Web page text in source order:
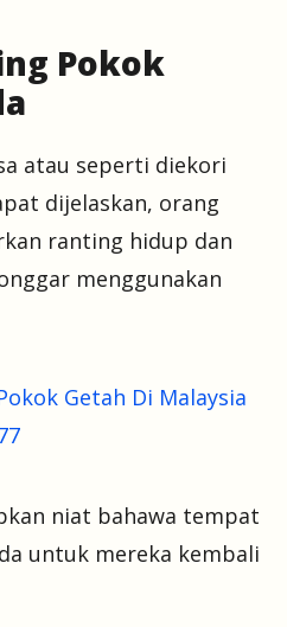
Pokok
atau seperti diekori
dijelaskan, orang
ranting hidup dan
menggunakan
Getah Di Malaysia
niat bahawa tempat
untuk mereka kembali